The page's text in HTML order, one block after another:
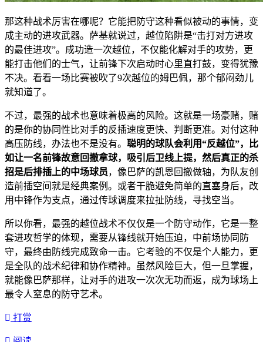
那这种战术厉害在哪呢？它能把防守这种看似被动的事情，变
成主动的进攻武器。萨基就说过，越位陷阱是“击打对方进攻
的最佳进攻”。成功造一次越位，不仅能化解对手的攻势，更
能打击他们的士气，让前锋下次启动时心里直打鼓，变得犹豫
不决。看看一场比赛被吹了9次越位的姆巴佩，那个郁闷劲儿
就知道了。
不过，最强的战术也意味着极高的风险。这就是一场豪赌，赌
的是你的协同性比对手的反插速度更快、判断更准。对付这种
高压防线，办法也不是没有。 聪明的球队会利用“反越位”，比
如让一名前锋故意回撤拿球，吸引后卫线上提，然后真正的杀
招是后排插上的中场球员，像巴萨的凯恩回撤做轴，为队友创
造前插空间就是经典案例。或者干脆避免简单的直塞身后，改
用中锋作为支点，通过传球调度来拉扯防线，寻找空当。
所以你看，最强的越位战术不仅仅是一个防守动作，它是一整
套进攻哲学的体现，需要从锋线就开始压迫，中前场协同防
守，最终由防线完成致命一击。它考验的不仅是个人能力，更
是全队的战术纪律和协作精神。虽然风险巨大，但一旦掌握，
就能像巴萨那样，让对手的进攻一次次无功而返，成为球场上
最令人窒息的防守艺术。
打赏